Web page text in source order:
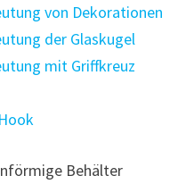
von Dekorationen
der Glaskugel
mit Griffkreuz
Behälter